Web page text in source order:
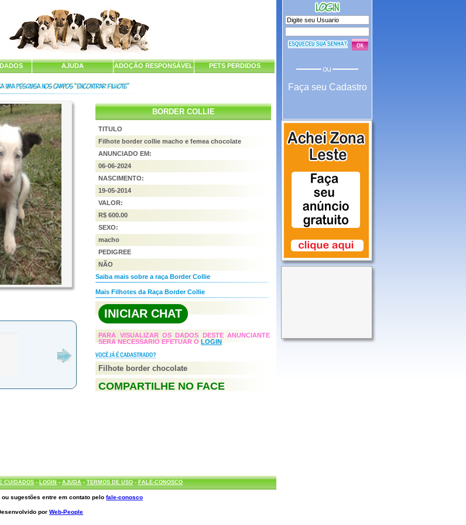
AJUDA ADOÇÃO RESPONSÁVEL PETS PERDIDOS
BORDER COLLIE
TITULO
Filhote border collie macho e femea chocolate
ANUNCIADO EM:
06-06-2024
NASCIMENTO:
19-05-2014
VALOR:
R$ 600.00
SEXO:
macho
PEDIGREE
NÃO
Saiba mais sobre a raça Border Collie
Mais Filhotes da Raça Border Collie
INICIAR CHAT
PARA VISUALIZAR OS DADOS DESTE ANUNCIANTE
SERA NECESSARIO EFETUAR OLOGIN
Filhote border chocolate
COMPARTILHE NO FACE
CUIDADOS- LOGIN-AJUDA-TERMOS DE USO- FALE-CONOSCO
Faça seu Cadastro
sugestões entre em contato pelofale-conosco
porWeb-People